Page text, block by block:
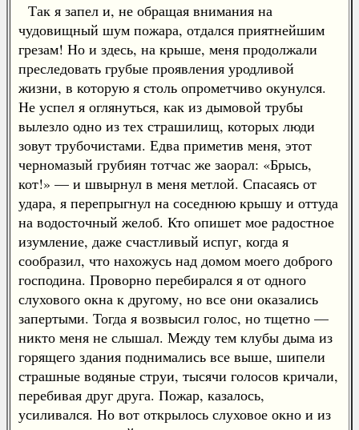
Так я запел и, не обращая внимания на
чудовищный шум пожара, отдался приятнейшим
грезам! Но и здесь, на крыше, меня продолжали
преследовать грубые проявления уродливой
жизни, в которую я столь опрометчиво окунулся.
Не успел я оглянуться, как из дымовой трубы
вылезло одно из тех страшилищ, которых люди
зовут трубочистами. Едва приметив меня, этот
черномазый грубиян тотчас же заорал: «Брысь,
кот!» — и швырнул в меня метлой. Спасаясь от
удара, я перепрыгнул на соседнюю крышу и оттуда
на водосточный желоб. Кто опишет мое радостное
изумление, даже счастливый испуг, когда я
сообразил, что нахожусь над домом моего доброго
господина. Проворно перебирался я от одного
слухового окна к другому, но все они оказались
запертыми. Тогда я возвысил голос, но тщетно —
никто меня не слышал. Между тем клубы дыма из
горящего здания поднимались все выше, шипели
страшные водяные струи, тысячи голосов кричали,
перебивая друг друга. Пожар, казалось,
усиливался. Но вот открылось слуховое окно и из